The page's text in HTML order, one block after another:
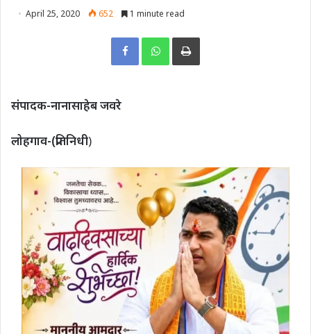
April 25, 2020 652 1 minute read
Print
संपादक-नानासाहेब जवरे
लोहगाव-(प्रतिनिधी)